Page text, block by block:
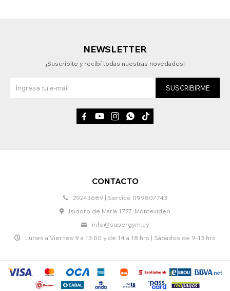
CONTACTO
29243689 | Service 099807743
Isidoro de María 1727, Montevideo
info@supergym.uy
Lunes a Viernes 9 a 13:00 y de 14 a 18 hrs | Sábados de 9-13 hrs
NEWSLETTER
¡Suscribite y recibí todas nuestras novedades!
SUSCRIBIRME
    